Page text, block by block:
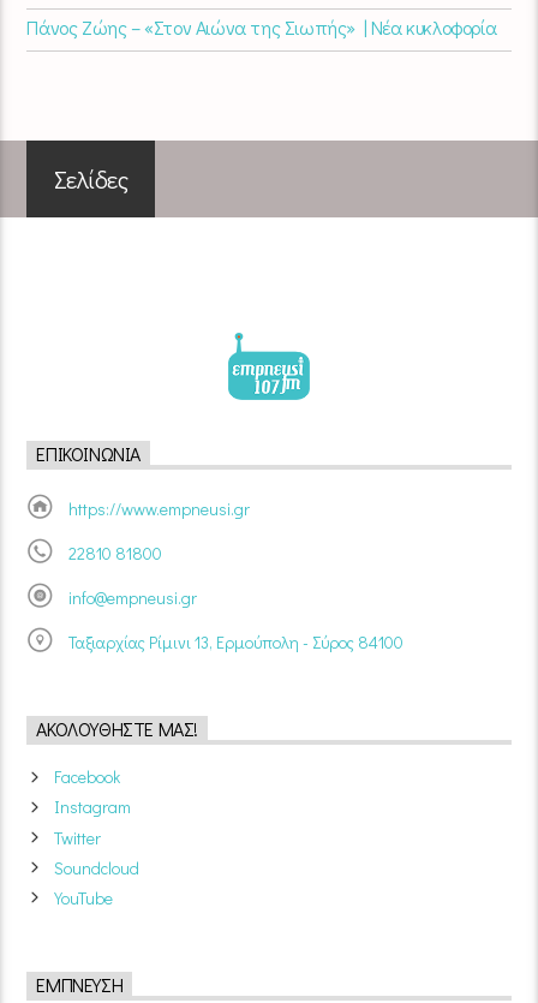
Πάνος Ζώης – «Στον Αιώνα της Σιωπής» | Νέα κυκλοφορία
Σελίδες
ΕΠΙΚΟΙΝΩΝΊΑ
https://www.empneusi.gr
22810 81800
info@empneusi.gr
Ταξιαρχίας Ρίμινι 13, Ερμούπολη - Σύρος 84100
ΑΚΟΛΟΥΘΉΣΤΕ ΜΑΣ!
Facebook
Instagram
Twitter
Soundcloud
YouTube
ΈΜΠΝΕΥΣΗ